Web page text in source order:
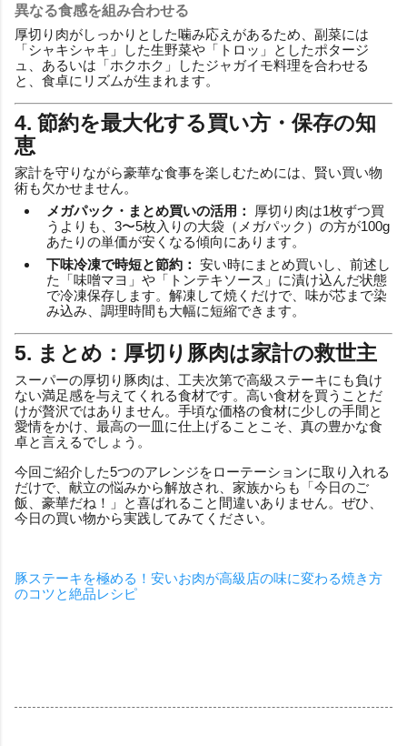
異なる食感を組み合わせる
厚切り肉がしっかりとした噛み応えがあるため、副菜には
「シャキシャキ」した生野菜や「トロッ」としたポタージ
ュ、あるいは「ホクホク」したジャガイモ料理を合わせる
と、食卓にリズムが生まれます。
4. 節約を最大化する買い方・保存の知
恵
家計を守りながら豪華な食事を楽しむためには、賢い買い物
術も欠かせません。
メガパック・まとめ買いの活用：
厚切り肉は1枚ずつ買
うよりも、3〜5枚入りの大袋（メガパック）の方が100g
あたりの単価が安くなる傾向にあります。
下味冷凍で時短と節約： 安い時にまとめ買いし、前述し
た「味噌マヨ」や「トンテキソース」に漬け込んだ状態
で冷凍保存します。解凍して焼くだけで、味が芯まで染
み込み、調理時間も大幅に短縮できます。
5. まとめ：厚切り豚肉は家計の救世主
スーパーの厚切り豚肉は、工夫次第で高級ステーキにも負け
ない満足感を与えてくれる食材です。高い食材を買うことだ
けが贅沢ではありません。手頃な価格の食材に少しの手間と
愛情をかけ、最高の一皿に仕上げることこそ、真の豊かな食
卓と言えるでしょう。
今回ご紹介した5つのアレンジをローテーションに取り入れる
だけで、献立の悩みから解放され、家族からも「今日のご
飯、豪華だね！」と喜ばれること間違いありません。ぜひ、
今日の買い物から実践してみてください。
豚ステーキを極める！安いお肉が高級店の味に変わる焼き方
のコツと絶品レシピ